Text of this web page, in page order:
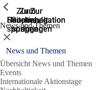
Zur
Suche
springen
Zur
Hauptnavigation
springen
Zur
Hauptnavigation
springen
Zum
Hauptinhalt
springen
Zum
Seitenende
springen
News und Themen
Zeige vorherige
Schließen
News und Themen
Übersicht News und Themen
Events
Internationale Aktionstage
Zeige vorherige
Zeige vorherige